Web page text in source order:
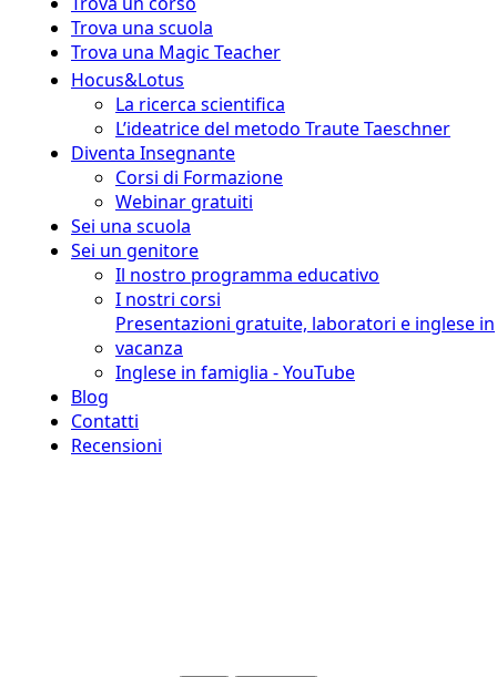
Trova una scuola
Trova una Magic Teacher
Hocus&Lotus
La ricerca scientifica
L’ideatrice del metodo Traute Taeschner
Diventa Insegnante
Corsi di Formazione
Webinar gratuiti
Sei una scuola
Sei un genitore
Il nostro programma educativo
I nostri corsi
Presentazioni gratuite, laboratori e inglese in
vacanza
Inglese in famiglia - YouTube
Blog
Contatti
Recensioni